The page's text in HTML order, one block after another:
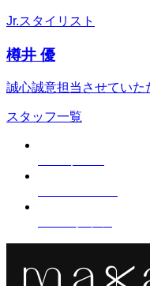
Jr.スタイリスト
樽井 優
誠心誠意担当させていた
スタッフ一覧